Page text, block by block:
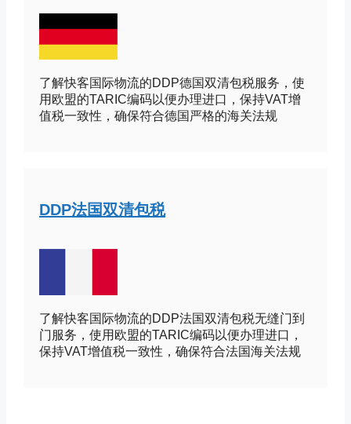
了解快客国际物流的DDP德国双清包税服务，使
用欧盟的TARIC编码以便办理进口，保持VAT增
值税一致性，确保符合德国严格的海关法规
DDP法国双清包税
了解快客国际物流的DDP法国双清包税无缝门到
门服务，使用欧盟的TARIC编码以便办理进口，
保持VAT增值税一致性，确保符合法国海关法规